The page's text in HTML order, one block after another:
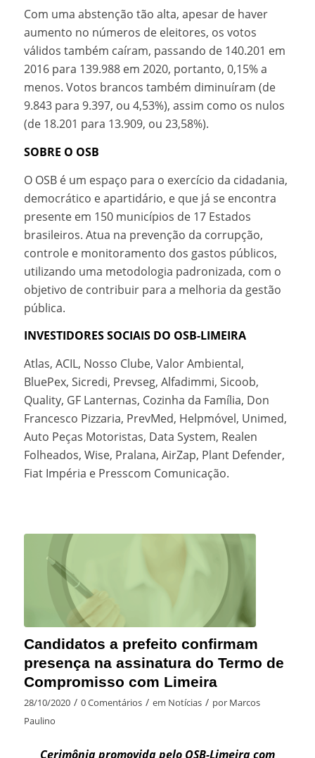
Com uma abstenção tão alta, apesar de haver
aumento no números de eleitores, os votos
válidos também caíram, passando de 140.201 em
2016 para 139.988 em 2020, portanto, 0,15% a
menos. Votos brancos também diminuíram (de
9.843 para 9.397, ou 4,53%), assim como os nulos
(de 18.201 para 13.909, ou 23,58%).
SOBRE O OSB
O OSB é um espaço para o exercício da cidadania,
democrático e apartidário, e que já se encontra
presente em 150 municípios de 17 Estados
brasileiros. Atua na prevenção da corrupção,
controle e monitoramento dos gastos públicos,
utilizando uma metodologia padronizada, com o
objetivo de contribuir para a melhoria da gestão
pública.
INVESTIDORES SOCIAIS DO OSB-LIMEIRA
Atlas, ACIL, Nosso Clube, Valor Ambiental,
BluePex, Sicredi, Prevseg, Alfadimmi, Sicoob,
Quality, GF Lanternas, Cozinha da Família, Don
Francesco Pizzaria, PrevMed, Helpmóvel, Unimed,
Auto Peças Motoristas, Data System, Realen
Folheados, Wise, Pralana, AirZap, Plant Defender,
Fiat Impéria e Presscom Comunicação.
Candidatos a prefeito confirmam
presença na assinatura do Termo de
Compromisso com Limeira
28/10/2020 / 0 Comentários / em Notícias / por Marcos
Paulino
Cerimônia promovida pelo OSB-Limeira com